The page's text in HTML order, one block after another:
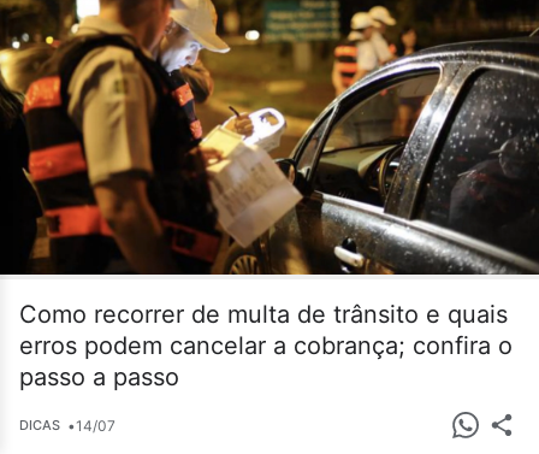
Como recorrer de multa de trânsito e quais
erros podem cancelar a cobrança; confira o
passo a passo
DICAS •14/07